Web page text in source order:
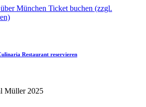
München Ticket buchen (zzgl.
Restaurant reservieren